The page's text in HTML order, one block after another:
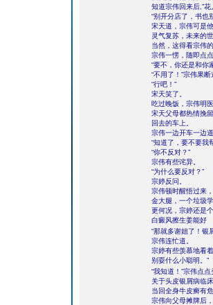
知道宗伟回来后,”
“别开分店了，书也
宋天道，宗伟可是
灵气复苏，未来的
当然，这得看宗伟
宗伟一愣，随即点
“要不，你还是和你
“不用了！”宗伟果
“行吧！”
宋天笑了。
吃过晚饭，宗伟明
宋天父母都热情挽
回去的车上。
宗伟一边开车一边
“知道了，要不要我
“你不反对？”
宗伟有些诧异。
“为什么要反对？”
宗婷反问。
宗伟顿时醒悟过来
金大腿，一个垃圾
更何况，宗婷还是
白癜风擦生姜能好
“那就多谢姐了！银
宗伟连忙道。
宗婷有些羡慕地看
别耍什么小聪明。”
“我知道！”宗伟点
关于头皮银屑病临床
当回全身牛皮癣有
宗伟向父母摊牌后